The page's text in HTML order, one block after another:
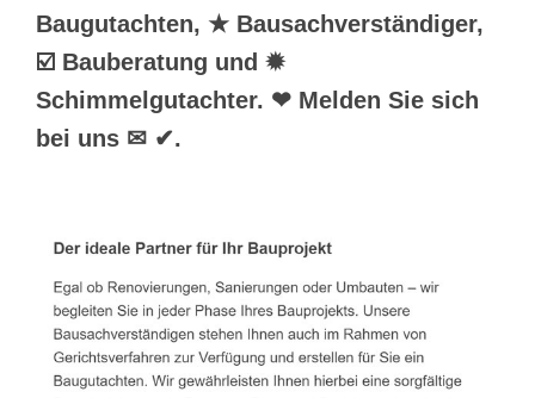
Baugutachten, ★ Bausachverständiger,
☑️ Bauberatung und ✹
Schimmelgutachter. ❤ Melden Sie sich
bei uns ✉ ✔.